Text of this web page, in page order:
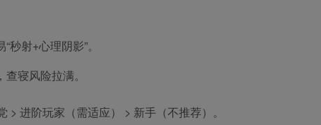
射+心理阴影”。
寝风险拉满。
> 进阶玩家（需适应） > 新手（不推荐）。